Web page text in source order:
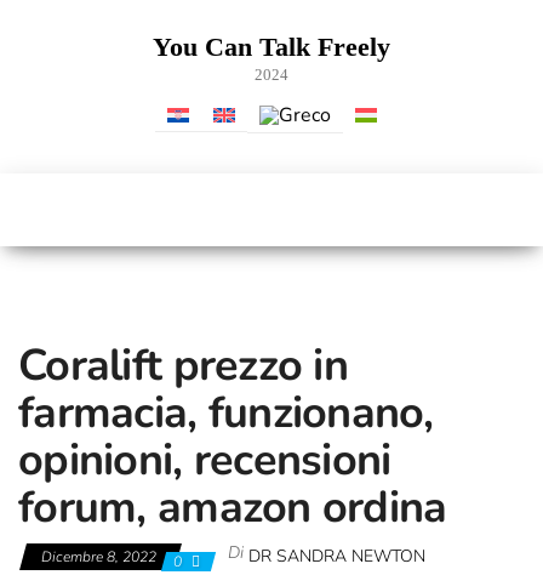
You Can Talk Freely
2024
Coralift prezzo in
farmacia, funzionano,
opinioni, recensioni
forum, amazon ordina
Dicembre 8, 2022 0 Di DR SANDRA NEWTON